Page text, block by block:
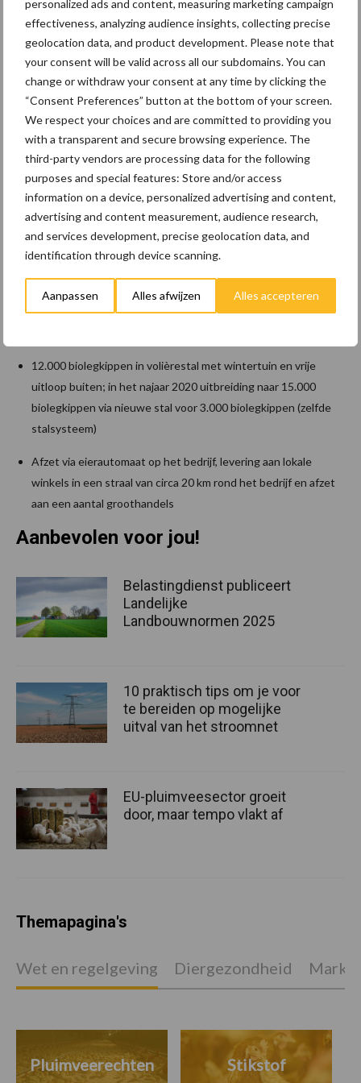
personalized ads and content, measuring marketing campaign
effectiveness, analyzing audience insights, collecting precise
geolocation data, and product development. Please note that
your consent will be valid across all our subdomains. You can
change or withdraw your consent at any time by clicking the
“Consent Preferences” button at the bottom of your screen.
We respect your choices and are committed to providing you
with a transparent and secure browsing experience. The
third-party vendors are processing data for the following
purposes and special features: Store and/or access
information on a device, personalized advertising and content,
advertising and content measurement, audience research,
and services development, precise geolocation data, and
identification through device scanning.
Aanpassen Alles afwijzen Alles accepteren
de vraag naar dertigduizend stuks per week. Toen werden de
limieten van onze infrastructuur duidelijk. Je moet het evenwicht
houden zodat je ook de kippen de nodige zorg geeft en de
installaties kan onderhouden. Het biolabel is erg streng. Je moet
de voorwaarden nauwgezet opvolgen.”
Decaluwé had gemakkelijk het grootste deel van zijn eieren lokaal
kunnen verkopen, maar hij koos ervoor om zijn klanten in de
groothandel niet in de steek te laten. “Ik bekijk het op lange
en er is binnen een paar maanden een eieroverschot om welke
reden dan ook, dan wil ik mijn eieren ook nog kunnen afzetten bij
de groothandel.”
Biolegkippenbedrijf Ferme Des Longs
12.000 biolegkippen in volièrestal met wintertuin en vrije
uitloop buiten; in het najaar 2020 uitbreiding naar 15.000
biolegkippen via nieuwe stal voor 3.000 biolegkippen (zelfde
stalsysteem)
Afzet via eierautomaat op het bedrijf, levering aan lokale
winkels in een straal van circa 20 km rond het bedrijf en afzet
aan een aantal groothandels
Aanbevolen voor jou!
Belastingdienst publiceert
Landelijke
Landbouwnormen 2025
10 praktisch tips om je voor
te bereiden op mogelijke
uitval van het stroomnet
EU-pluimveesector groeit
door, maar tempo vlakt af
Themapagina's
Wet en regelgeving Diergezondheid
Pluimveerechten Stikstof